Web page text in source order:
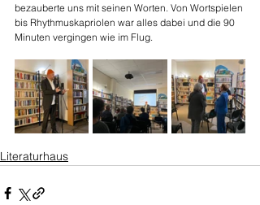
bezauberte uns mit seinen Worten. Von Wortspielen
bis Rhythmuskapriolen war alles dabei und die 90
Minuten vergingen wie im Flug.
Literaturhaus